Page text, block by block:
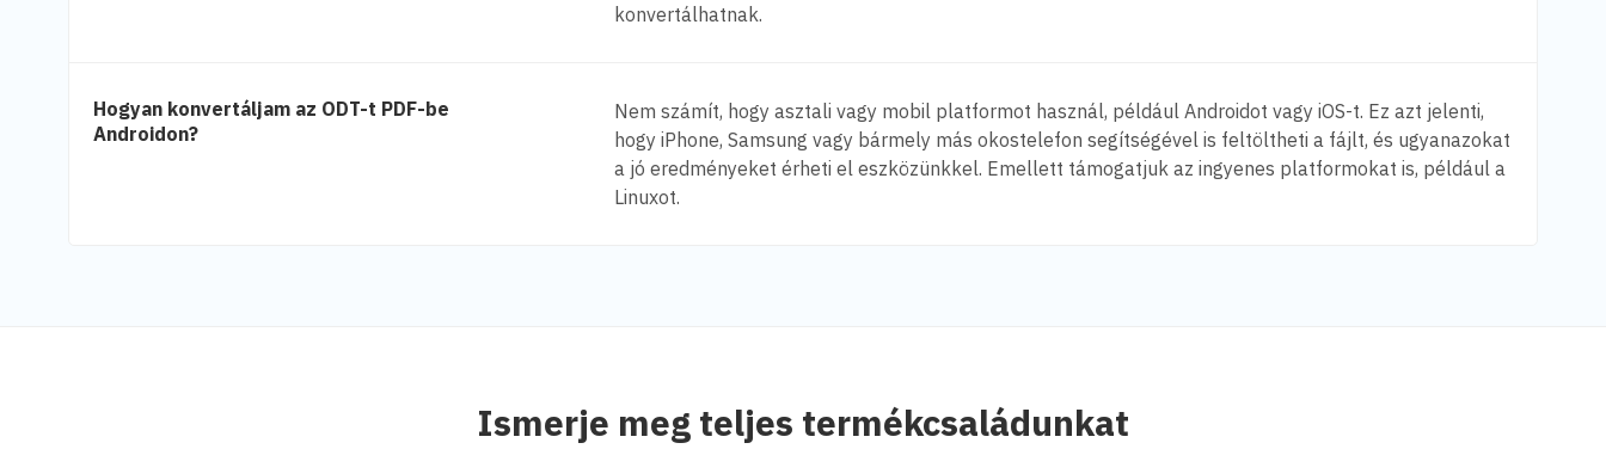
konvertálhatnak.
Hogyan konvertáljam az ODT-t PDF-be
Androidon?
Nem számít, hogy asztali vagy mobil platformot használ, például Androidot vagy iOS-t. Ez azt jelenti,
hogy iPhone, Samsung vagy bármely más okostelefon segítségével is feltöltheti a fájlt, és ugyanazokat
a jó eredményeket érheti el eszközünkkel. Emellett támogatjuk az ingyenes platformokat is, például a
Linuxot.
Ismerje meg teljes termékcsaládunkat